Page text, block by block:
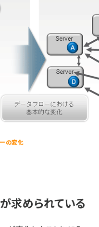
の変化
求められている